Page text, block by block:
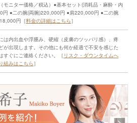
モニター価格／税込）●基本セット(消耗品・麻酔・内
円 ●二の腕(両腕)220,000円 ●肩220,000円 ●二の腕
円［料金の詳細はこちら］
は内出血や浮腫み、硬縮（皮膚のツッパリ感）、疼
が出現します。その他にも何か経過で不安を感じた
すぐにご連絡ください。［ リスク・ダウンタイムへ
組みはこちら］